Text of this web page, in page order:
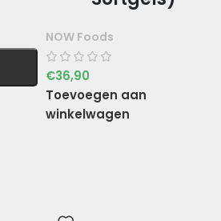
NOW Foods
€36,90
Toevoegen aan
winkelwagen